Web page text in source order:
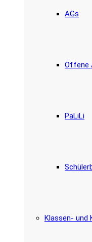
AGs
Offene
PaLiLi
Klassen- und